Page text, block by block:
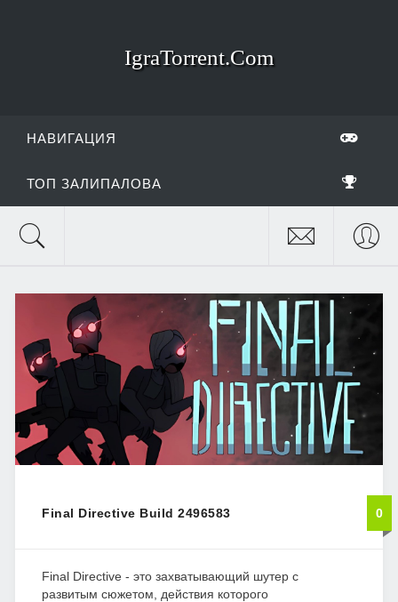
IgraTorrent.Com
НАВИГАЦИЯ
ТОП ЗАЛИПАЛОВА
Final Directive Build 2496583 0
Final Directive - это захватывающий шутер с
развитым сюжетом, действия которого